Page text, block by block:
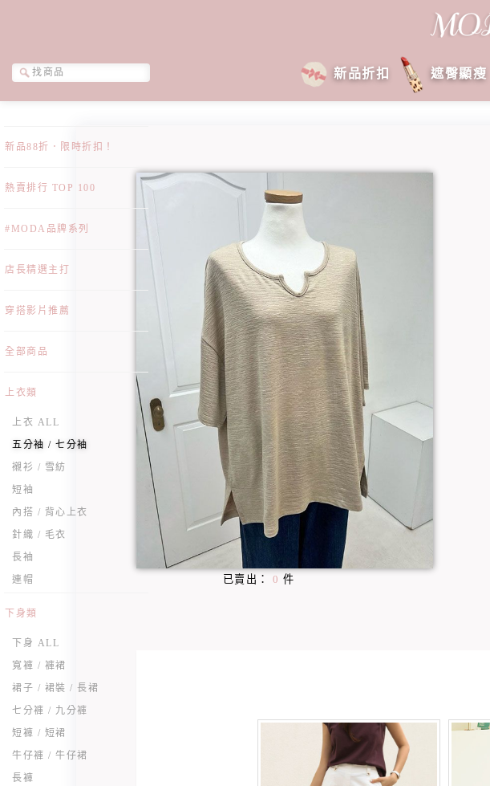
新品折扣 遮臀顯瘦
新品88折．限時折扣！
熱賣排行 TOP 100
#MODA品牌系列
店長精選主打
穿搭影片推薦
全部商品
上衣類
上衣 ALL
五分袖 / 七分袖
襯衫 / 雪紡
短袖
內搭 / 背心上衣
針織 / 毛衣
長袖
連帽
下身類
下身 ALL
寬褲 / 褲裙
裙子 / 裙裝 / 長裙
七分褲 / 九分褲
短褲 / 短裙
牛仔褲 / 牛仔裙
長褲
已賣出： 0 件